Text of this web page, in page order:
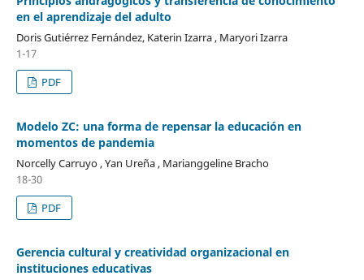
en el aprendizaje del adulto
Doris Gutiérrez Fernández, Katerin Izarra , Maryori Izarra
1-17
PDF
Modelo ZC: una forma de repensar la educación en
momentos de pandemia
Norcelly Carruyo , Yan Ureña , Marianggeline Bracho
18-30
PDF
Gerencia cultural y creatividad organizacional en
instituciones educativas